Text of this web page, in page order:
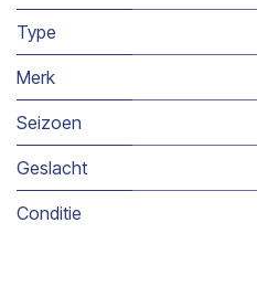
Type
Merk
Seizoen
Geslacht
Conditie